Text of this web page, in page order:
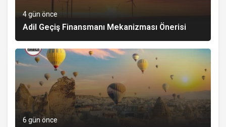
4 gün önce
Adil Geçiş Finansmanı Mekanizması Önerisi
6 gün önce